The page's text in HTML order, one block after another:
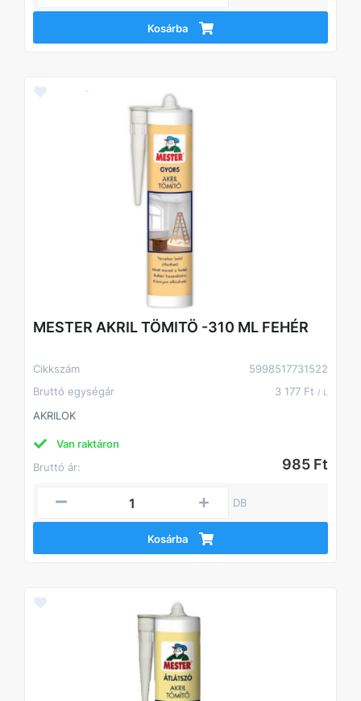
Kosárba
MESTER AKRIL TÖMITÖ -310 ML FEHÉR
Cikkszám
5998517731522
Bruttó egységár
3 177 Ft / L
AKRILOK
Van raktáron
Bruttó ár:
985 Ft
DB
Kosárba